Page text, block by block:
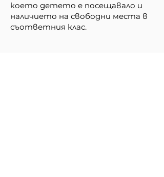
което детето е посещавало и
наличието на свободни места в
съответния клас.